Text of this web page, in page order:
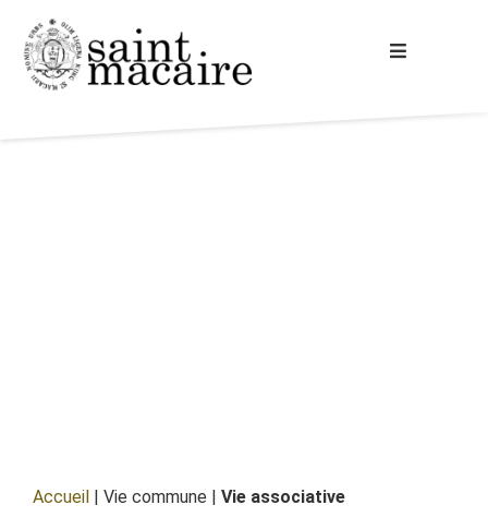
Accueil | Vie commune | Vie associative